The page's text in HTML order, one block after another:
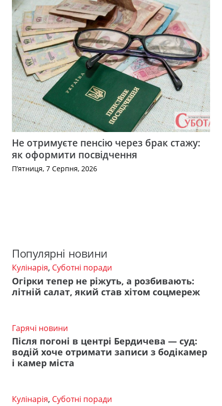
Не отримуєте пенсію через брак стажу:
як оформити посвідчення
П’ятниця, 7 Серпня, 2026
Популярні новини
Кулінарія, Суботні поради
Огірки тепер не ріжуть, а розбивають:
літній салат, який став хітом соцмереж
Гарячі новини
Після погоні в центрі Бердичева — суд:
водій хоче отримати записи з бодікамер
і камер міста
Кулінарія, Суботні поради